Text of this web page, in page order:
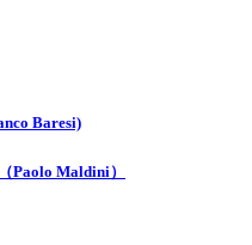
Baresi)
Paolo Maldini）